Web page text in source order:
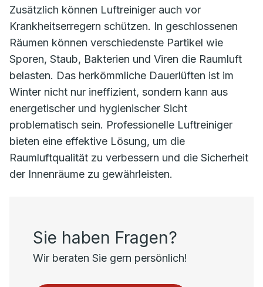
Zusätzlich können Luftreiniger auch vor
Krankheitserregern schützen. In geschlossenen
Räumen können verschiedenste Partikel wie
Sporen, Staub, Bakterien und Viren die Raumluft
belasten. Das herkömmliche Dauerlüften ist im
Winter nicht nur ineffizient, sondern kann aus
energetischer und hygienischer Sicht
problematisch sein. Professionelle Luftreiniger
bieten eine effektive Lösung, um die
Raumluftqualität zu verbessern und die Sicherheit
der Innenräume zu gewährleisten.
Sie haben Fragen?
Wir beraten Sie gern persönlich!